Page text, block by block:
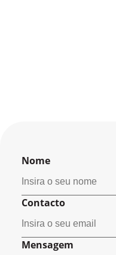
Nome
Contacto
Mensagem